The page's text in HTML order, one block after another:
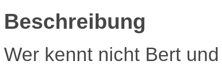
Beschreibung
Wer kennt nicht Bert